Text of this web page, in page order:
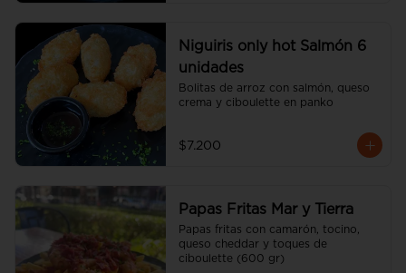
Niguiris only hot Salmón 6
unidades
Bolitas de arroz con salmón, queso
crema y ciboulette en panko
$7.200
Papas Fritas Mar y Tierra
Papas fritas con camarón, tocino,
queso cheddar y toques de
ciboulette (600 gr)